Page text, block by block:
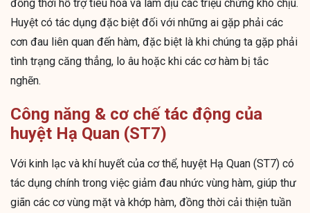
đồng thời hỗ trợ tiêu hóa và làm dịu các triệu chứng khó chịu.
Huyệt có tác dụng đặc biệt đối với những ai gặp phải các
cơn đau liên quan đến hàm, đặc biệt là khi chúng ta gặp phải
tình trạng căng thẳng, lo âu hoặc khi các cơ hàm bị tắc
nghẽn.
Công năng & cơ chế tác động của
huyệt Hạ Quan (ST7)
Với kinh lạc và khí huyết của cơ thể, huyệt Hạ Quan (ST7) có
tác dụng chính trong việc giảm đau nhức vùng hàm, giúp thư
giãn các cơ vùng mặt và khớp hàm, đồng thời cải thiện tuần